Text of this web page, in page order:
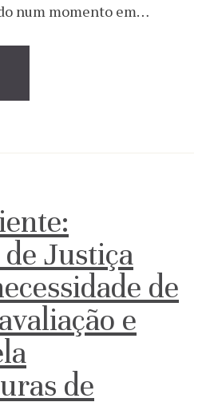
num momento em…
Justiça
de
e
de